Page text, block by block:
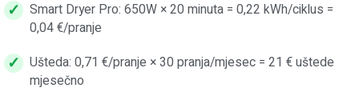
Smart Dryer Pro: 650W × 20 minuta = 0,22 kWh/ciklus =
0,04 €/pranje
Ušteda: 0,71 €/pranje × 30 pranja/mjesec = 21 € uštede
mjesečno